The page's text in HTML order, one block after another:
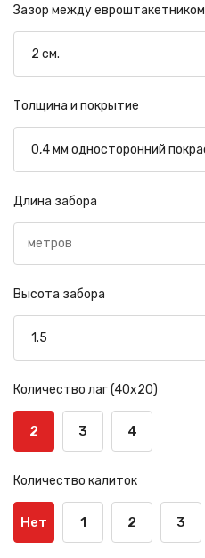
Зазор между евроштакетником
Толщина и покрытие
Длина забора
Высота забора
Количество лаг (40х20)
2 3 4
Количество калиток
Нет 1 2 3